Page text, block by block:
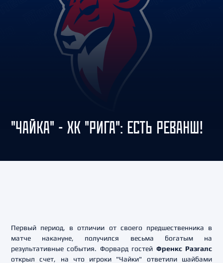
"ЧАЙКА" - ХК "РИГА": ЕСТЬ РЕВАНШ!
Первый период, в отличии от своего предшественника в
матче накануне, получился весьма богатым на
результативные события. Форвард гостей Френкс Разгалс
открыл счет, на что игроки "Чайки" ответили шайбами